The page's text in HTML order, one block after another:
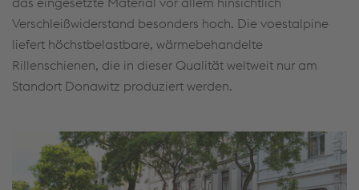
Verschleißwiderstand besonders hoch. Die voestalpine
liefert höchstbelastbare, wärmebehandelte
Rillenschienen, die in dieser Qualität weltweit nur am
Standort Donawitz produziert werden.